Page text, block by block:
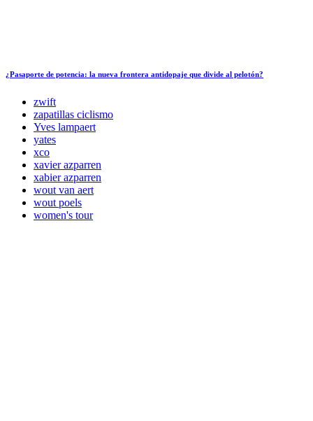
¿Pasaporte de potencia: la nueva frontera antidopaje que divide al pelotón?
zwift
zapatillas ciclismo
Yves lampaert
yates
xco
xavier azparren
xabier azparren
wout van aert
wout poels
women's tour